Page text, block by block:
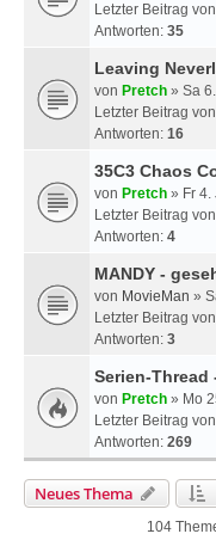
Letzter Beitrag von
Antworten: 35
Leaving
von Pretch » Sa
Letzter Beitrag von
Antworten: 16
35C3 Chaos
von Pretch » Fr 4.
Letzter Beitrag von
Antworten: 4
MANDY -
von MovieMan »
Letzter Beitrag von
Antworten: 3
Serien-Thread
von Pretch » Mo
Letzter Beitrag von
Antworten: 269
Neues Thema
104